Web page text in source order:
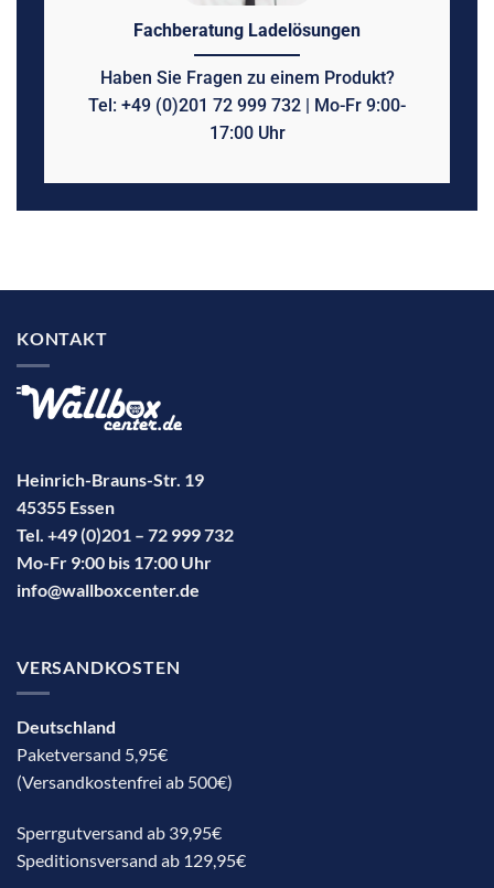
Fachberatung Ladelösungen
Haben Sie Fragen zu einem Produkt?
Tel: +49 (0)201 72 999 732 | Mo-Fr 9:00-
17:00 Uhr
KONTAKT
Heinrich-Brauns-Str. 19
45355 Essen
Tel. +49 (0)201 – 72 999 732
Mo-Fr 9:00 bis 17:00 Uhr
info@wallboxcenter.de
VERSANDKOSTEN
Deutschland
Paketversand 5,95€
(Versandkostenfrei ab 500€)
Sperrgutversand ab 39,95€
Speditionsversand ab 129,95€